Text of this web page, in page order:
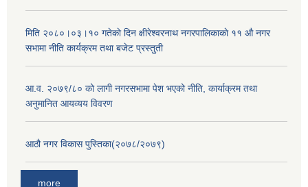
मिति २०८०।०३।१० गतेकाे दिन क्षीरेश्वरनाथ नगरपालिकाकाे ११ ‍औ नगर
सभामा नीति कार्यक्रम तथा बजेट प्रस्तुती
आ.व. २०७९/८० को लागी नगरसभामा पेश भएको नीति, कार्याक्रम तथा
अनुमानित आयव्यय विवरण
आठौ नगर विकास पुस्तिका(२०७८/२०७९)
more